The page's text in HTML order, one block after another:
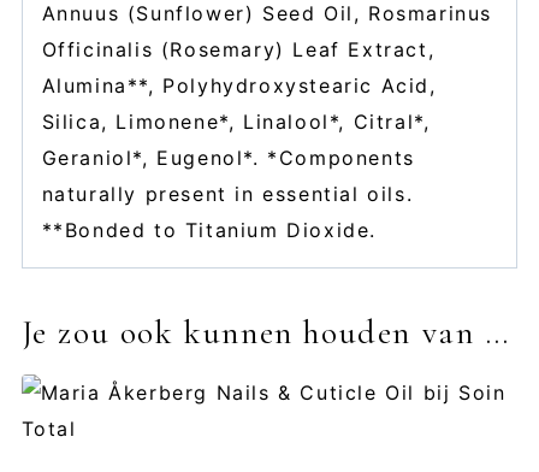
Annuus (Sunflower) Seed Oil, Rosmarinus
Officinalis (Rosemary) Leaf Extract,
Alumina**, Polyhydroxystearic Acid,
Silica, Limonene*, Linalool*, Citral*,
Geraniol*, Eugenol*. *Components
naturally present in essential oils.
**Bonded to Titanium Dioxide.
Je zou ook kunnen houden van …